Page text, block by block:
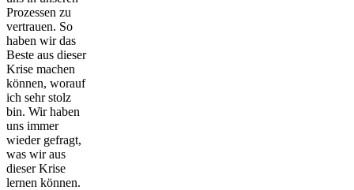
Prozessen zu
vertrauen. So
haben wir das
Beste aus dieser
Krise machen
können, worauf
ich sehr stolz
bin. Wir haben
uns immer
wieder gefragt,
was wir aus
dieser Krise
lernen können.